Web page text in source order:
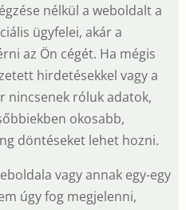
nélkül a weboldalt a
ügyfelei, akár a
az Ön cégét. Ha mégis
hirdetésekkel vagy a
nincsenek róluk adatok,
okosabb,
döntéseket lehet hozni.
vagy annak egy-egy
úgy fog megjelenni,